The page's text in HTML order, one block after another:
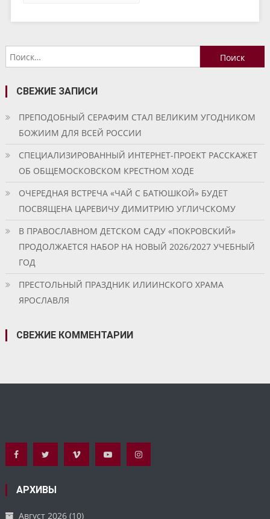
Найти:
СВЕЖИЕ ЗАПИСИ
ПРЕПОДОБНЫЙ СЕРАФИМ СТАЛ ВЕЛИКИМ УГОДНИКОМ
БОЖИИМ ДЛЯ ВСЕЙ РОССИИ
СПЕЦИАЛИЗИРОВАННЫЙ ИНТЕРНЕТ-ПРОЕКТ РАССКАЖЕТ
ОБ ОБЩЕМОСКОВСКОМ КРЕСТНОМ ХОДЕ
ОЧЕРЕДНАЯ ВСТРЕЧА «ЧАЙ С БАТЮШКОЙ» БУДЕТ
ПОСВЯЩЕНА ЦАРЕВИЧУ ДИМИТРИЮ УГЛИЧСКОМУ
В ПРАВОСЛАВНОМ ДЕТСКОМ САДУ «ПОКРОВСКИЙ»
ПРОДОЛЖАЕТСЯ НАБОР НА НОВЫЙ 2026/2027 УЧЕБНЫЙ
ГОД
ПРЕСТОЛЬНЫЙ ПРАЗДНИК ИЛИИНСКОГО ХРАМА
ЯРОСЛАВЛЯ
СВЕЖИЕ КОММЕНТАРИИ
АРХИВЫ
Август 2026 (10)